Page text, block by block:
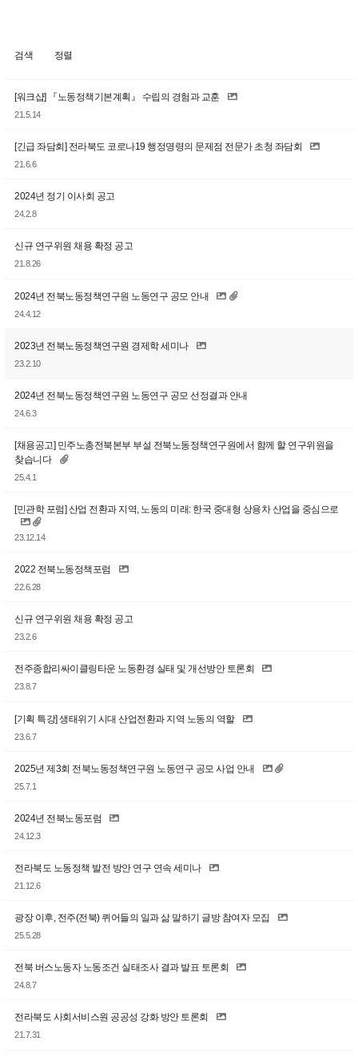
검색 정렬
[워크샵] 『노동정책기본계획』 수립의 경험과 교훈
21.5.14
[긴급 좌담회] 전라북도 코로나19 행정명령의 문제점 전문가 초청 좌담회
21.6.6
2024년 정기 이사회 공고
24.2.8
신규 연구위원 채용 확정 공고
21.8.26
2024년 전북노동정책연구원 노동연구 공모 안내
24.4.12
2023년 전북노동정책연구원 경제학 세미나
23.2.10
2024년 전북노동정책연구원 노동연구 공모 선정결과 안내
24.6.3
[채용공고] 민주노총전북본부 부설 전북노동정책연구원에서 함께 할 연구위원을
찾습니다
25.4.1
[민관학 포럼] 산업 전환과 지역, 노동의 미래: 한국 중대형 상용차 산업을 중심으로
23.12.14
2022 전북노동정책포럼
22.6.28
신규 연구위원 채용 확정 공고
23.2.6
전주종합리싸이클링타운 노동환경 실태 및 개선방안 토론회
23.8.7
[기획 특강] 생태위기 시대 산업전환과 지역 노동의 역할
23.6.7
2025년 제3회 전북노동정책연구원 노동연구 공모 사업 안내
25.7.1
2024년 전북노동포럼
24.12.3
전라북도 노동정책 발전 방안 연구 연속 세미나
21.12.6
광장 이후, 전주(전북) 퀴어들의 일과 삶 말하기 글방 참여자 모집
25.5.28
전북 버스노동자 노동조건 실태조사 결과 발표 토론회
24.8.7
전라북도 사회서비스원 공공성 강화 방안 토론회
21.7.31